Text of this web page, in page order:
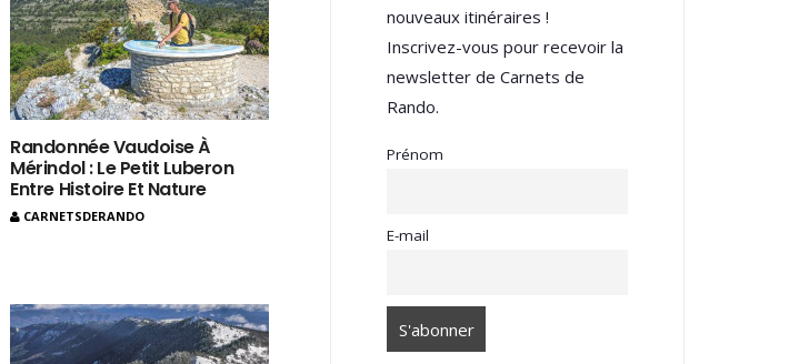
Randonnée Vaudoise À
Mérindol : Le Petit Luberon
Entre Histoire Et Nature
CARNETSDERANDO
nouveaux itinéraires !
Inscrivez-vous pour recevoir la
newsletter de Carnets de
Rando.
Prénom
E-mail